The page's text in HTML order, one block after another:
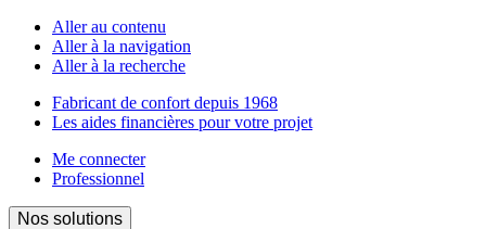
Aller au contenu
Aller à la navigation
Aller à la recherche
Fabricant de confort depuis 1968
Les aides financières pour votre projet
Me connecter
Professionnel
Nos solutions